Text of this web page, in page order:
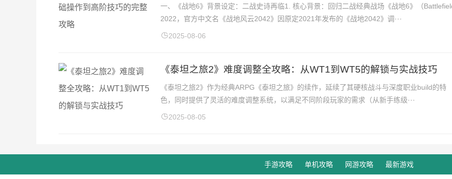
一、《战地6》背景设定：二战史诗再临1. 核心背景：回归二战经典战场《战地6》（
2022，官方中文名《战地风云2042》因原定2021年发布的《战地2042》调···
2025-08-06
《泰坦之旅2》难度调整全攻略：从WT1到WT5的解锁与实战技巧
《泰坦之旅2》作为经典ARPG《泰坦之旅》的续作，延续了其硬核战斗与深度职业build的特
色，同时提供了灵活的难度调整系统，以满足不同阶段玩家的需求（从新手练级···
2025-08-05
手游攻略 单机攻略 网游攻略 最新游戏